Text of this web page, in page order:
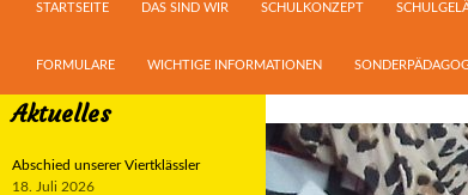
STARTSEITE
DAS SIND WIR SCHULKONZEPT
FORMULARE WICHTIGE INFORMATIONEN
Aktuelles
Abschied unserer Viertklässler
18. Juli 2026